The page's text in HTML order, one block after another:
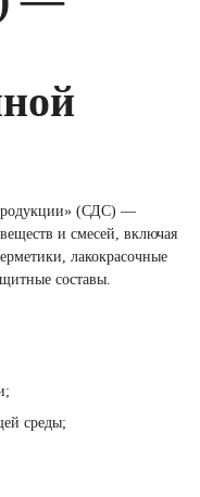
(СДС) —
и смесей, включая
лакокрасочные
составы.
среды;